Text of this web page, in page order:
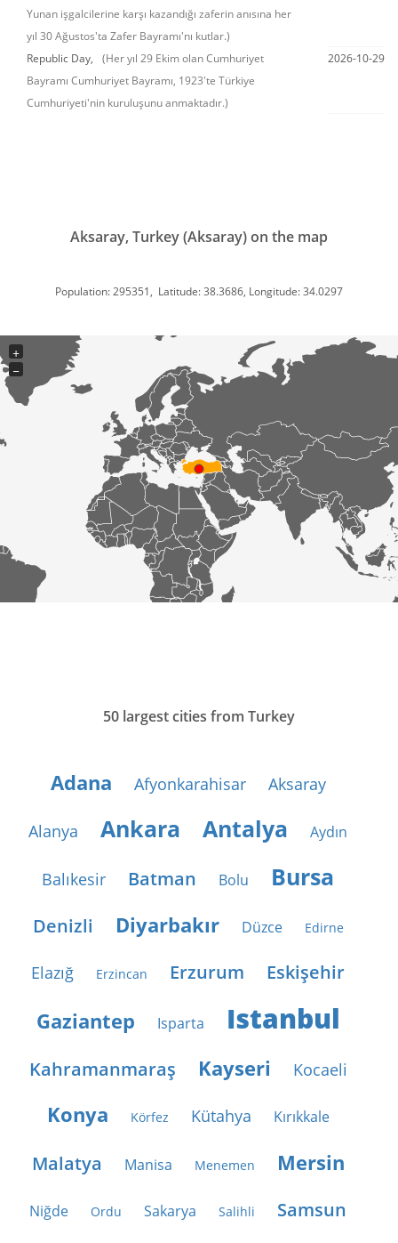
Yunan işgalcilerine karşı kazandığı zaferin anısına her
yıl 30 Ağustos'ta Zafer Bayramı'nı kutlar.)
Republic Day,
(Her yıl 29 Ekim olan Cumhuriyet
Bayramı Cumhuriyet Bayramı, 1923'te Türkiye
Cumhuriyeti'nin kuruluşunu anmaktadır.)
2026-10-29
Aksaray, Turkey (Aksaray) on the map
Population: 295351, Latitude: 38.3686, Longitude: 34.0297
+
−
50 largest cities from Turkey
Adana Afyonkarahisar Aksaray
Alanya Ankara Antalya Aydın
Balıkesir Batman Bolu Bursa
Denizli Diyarbakır Düzce Edirne
Elazığ Erzincan Erzurum Eskişehir
Gaziantep Isparta Istanbul
Kahramanmaraş Kayseri Kocaeli
Konya Körfez Kütahya Kırıkkale
Malatya Manisa Menemen Mersin
Niğde Ordu Sakarya Salihli Samsun